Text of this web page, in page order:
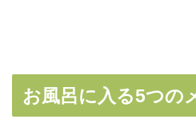
お風呂に入る5つの